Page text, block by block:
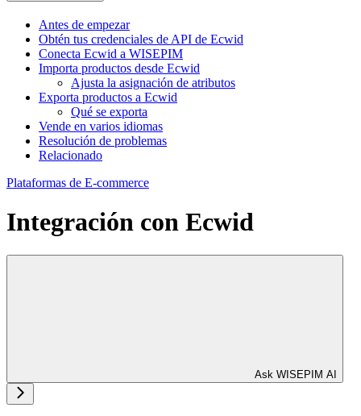
Antes de empezar
Obtén tus credenciales de API de Ecwid
Conecta Ecwid a WISEPIM
Importa productos desde Ecwid
Ajusta la asignación de atributos
Exporta productos a Ecwid
Qué se exporta
Vende en varios idiomas
Resolución de problemas
Relacionado
Plataformas de E-commerce
Integración con Ecwid
Ask WISEPIM AI